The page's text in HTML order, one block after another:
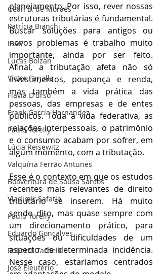
Gean B. de Moraes
Patrícia Bianchi
IBAP
Lucas Bolzan
Victor Farjalla
Flavia D'urso
Frank García Hernandez
Paulo Torelly
Lúcia Reisewitz
Valquíria Ferrão Antunes
Boaventura de Sousa Santos
Vladimir Safatle
Paulo Torelly
Eduardo Gonçalves
Roberto Tardelli
José Eleutério
planejamento. Por isso, rever nossas
estruturas tributárias é fundamental.
Buscar soluções para antigos ou
novos problemas é trabalho muito
importante, ainda por ser feito.
Afinal, a tributação afeta não só
investimentos, poupança e renda,
mas também a vida prática das
pessoas, das empresas e de entes
públicos. Toda a vida federativa, as
relações interpessoais, o patrimônio
e o consumo acabam por sofrer, em
algum momento, com a tributação.
Esse é o contexto em que os estudos
recentes mais relevantes de direito
tributário se inserem. Há muito
sendo dito, mas quase sempre com
um direcionamento prático, para
situações ou dificuldades de um
aspecto de determinada incidência.
Nesse caso, estaríamos centrados